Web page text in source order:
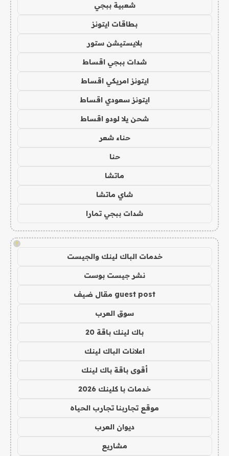
شعبية ببجي
بطاقات ايتونز
بلايستيشن ستور
شدات ببجي اقساط
ايتونز امريكي اقساط
ايتونز سعودي اقساط
شحن يلا لودو اقساط
حناء شعر
حنا
ماتشا
شاي ماتشا
شدات ببجي تمارا
!
خدمات الباك لينك والجيست
نشر جيست بوست
guest post مقال ضيف
سوق العرب
باك لينك باقة 20
اعلانات الباك لينك
أقوى باقة باك لينك
خدمات با كلينك 2026
موقع تجاربنا تجارب الحياه
ديوان العرب
مشاريع